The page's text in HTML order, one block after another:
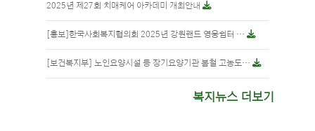
2025년 제27회 치매케어 아카데미 개최안내
[홍보]한국사회복지협의회 2025년 강원랜드 영웅쉼터 …
[보건복지부] 노인요양시설 등 장기요양기관 봄철 고농도…
복지뉴스 더보기